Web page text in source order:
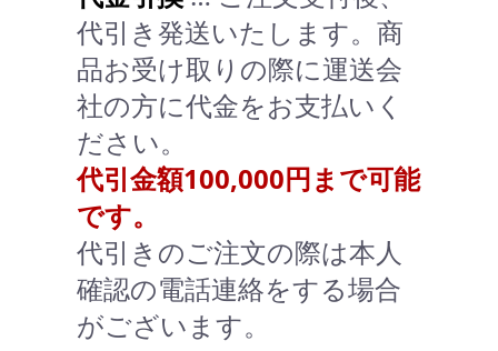
代引き発送いたします。商
品お受け取りの際に運送会
社の方に代金をお支払いく
ださい。
代引金額100,000円まで可能
です。
代引きのご注文の際は本人
確認の電話連絡をする場合
がございます。